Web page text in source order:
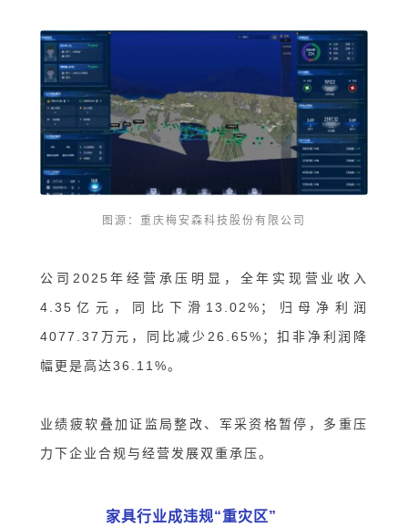
图源：重庆梅安森科技股份有限公司
公司2025年经营承压明显，全年实现营业收入
4.35亿元，同比下滑13.02%；归母净利润
4077.37万元，同比减少26.65%；扣非净利润降
幅更是高达36.11%。
业绩疲软叠加证监局整改、军采资格暂停，多重压
力下企业合规与经营发展双重承压。
家具行业成违规“重灾区”